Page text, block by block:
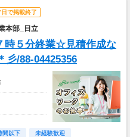
で掲載終了
本部_日立
時５分終業☆見積作成な
彡/88-04425356
間以下
未経験歓迎